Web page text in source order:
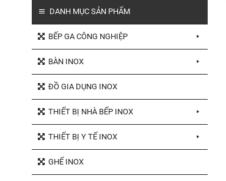
DANH MỤC SẢN PHẨM
BẾP GA CÔNG NGHIỆP
BÀN INOX
ĐỒ GIA DỤNG INOX
THIẾT BỊ NHÀ BẾP INOX
THIẾT BỊ Y TẾ INOX
GHẾ INOX